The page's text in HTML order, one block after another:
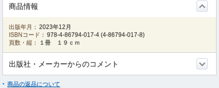
商品情報
出版年月： 2023年12月
ISBNコード： 978-4-86794-017-4 (4-86794-017-8)
頁数・縦：
１冊 １９ｃｍ
出版社・メーカーからのコメント
商品の返品について